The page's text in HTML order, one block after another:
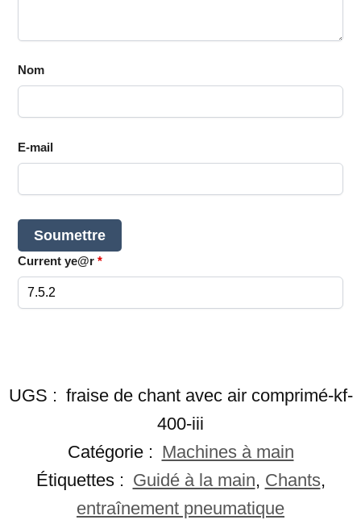
Nom
E-mail
Current ye@r *
UGS : fraise de chant avec air comprimé-kf-
400-iii
Catégorie : Machines à main
Étiquettes : Guidé à la main, Chants,
entraînement pneumatique